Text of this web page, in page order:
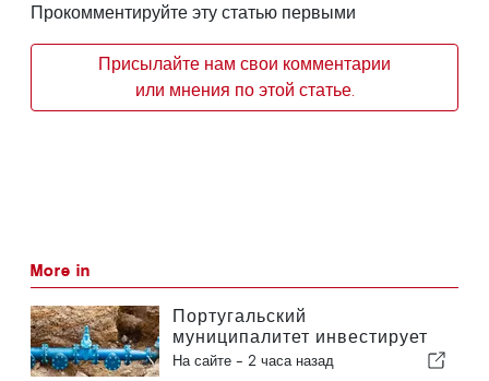
Прокомментируйте эту статью первыми
Присылайте нам свои комментарии
или мнения по этой статье.
More in
Португальский
муниципалитет инвестирует
более 190 000 евро в систему
На сайте - 2 часа назад